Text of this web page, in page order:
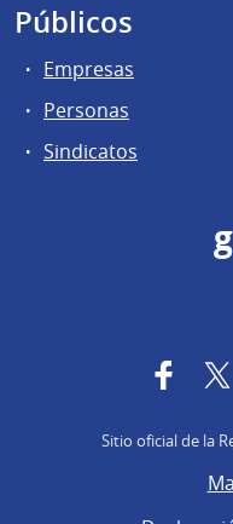
Públicos
Empresas
Personas
Sindicatos
Sitio oficial de la